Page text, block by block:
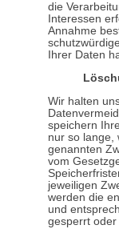
die
Interessen
Annahme
Ihrer Daten
Wir halten
speichern
nur so lange,
genannten
vom
jeweiligen
werden die
und
gesperrt oder